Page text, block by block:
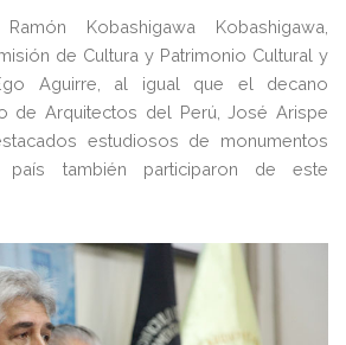
Kobashigawa Kobashigawa,
de Cultura y Patrimonio Cultural y
Aguirre, al igual que el decano
de Arquitectos del Perú, José Arispe
estudiosos de monumentos
país también participaron de este